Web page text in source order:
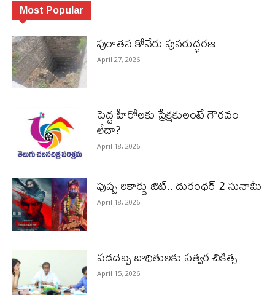
Most Popular
పురాత‌న కోనేరు పున‌రుద్ధ‌ర‌ణ
April 27, 2026
పెద్ద హీరోల‌కు ప్రేక్ష‌కులంటే గౌర‌వం
లేదా?
April 18, 2026
పుష్ప రికార్డు ఔట్‌.. దురంధ‌ర్ 2 సునామీ
April 18, 2026
వడదెబ్బ బాధితులకు సత్వర చికిత్స
April 15, 2026